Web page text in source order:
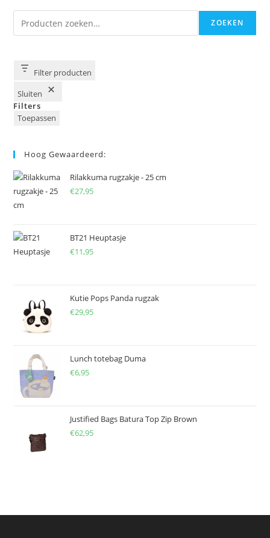
Zoeken ZOEKEN
Filter producten
Sluiten
Filters
Toepassen
Hoog Gewaardeerd:
Rilakkuma rugzakje - 25 cm
€27,95
BT21 Heuptasje
€11,95
Kutie Pops Panda rugzak
€29,95
Lunch totebag Duma
€6,95
Justified Bags Batura Top Zip Brown
€62,95